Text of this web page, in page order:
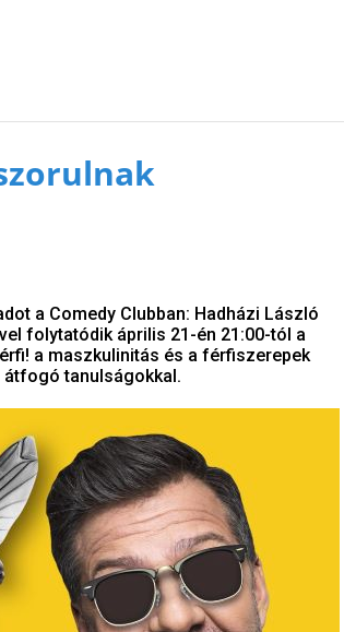
a Comedy Clubban: Hadházi László
folytatódik április 21-én 21:00-tól a
a maszkulinitás és a férfiszerepek
átfogó tanulságokkal.